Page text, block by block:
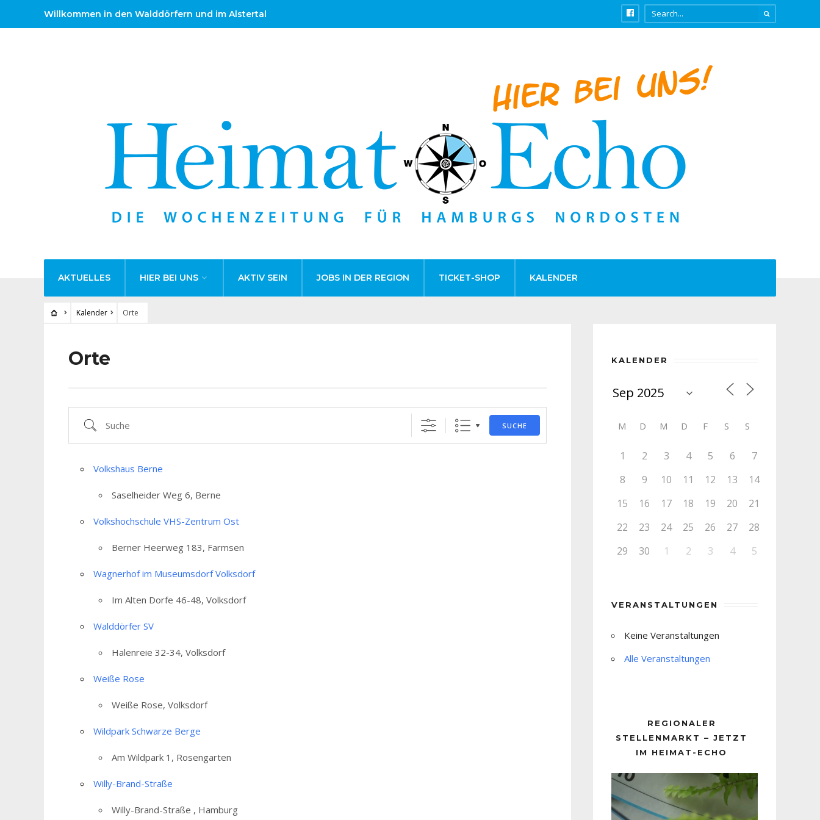
Willkommen in den Walddörfern und im Alstertal
AKTUELLES HIER BEI UNS AKTIV SEIN JOBS IN DER REGION TICKET-SHOP KALENDER
Kalender Orte
Orte
Suche SUCHE
Volkshaus Berne
Saselheider Weg 6, Berne
Volkshochschule VHS-Zentrum Ost
Berner Heerweg 183, Farmsen
Wagnerhof im Museumsdorf Volksdorf
Im Alten Dorfe 46-48, Volksdorf
Walddörfer SV
Halenreie 32-34, Volksdorf
Weiße Rose
Weiße Rose, Volksdorf
Wildpark Schwarze Berge
Am Wildpark 1, Rosengarten
Willy-Brand-Straße
Willy-Brand-Straße , Hamburg
KALENDER
M D M D F S S
1 2 3 4 5 6
7
8
9 10 11 12 13
14
15
16 17 18 19 20
21
22
23 24 25 26 27
28
29
30 1 2 3 4 5
VERANSTALTUNGEN
Keine Veranstaltungen
Alle Veranstaltungen
REGIONALER
STELLENMARKT – JETZT
IM HEIMAT-ECHO
Player